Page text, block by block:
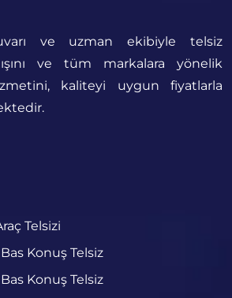
ve uzman ekibiyle telsiz
ve tüm markalara yönelik
kaliteyi uygun fiyatlarla
Telsizi
Konuş Telsiz
Konuş Telsiz